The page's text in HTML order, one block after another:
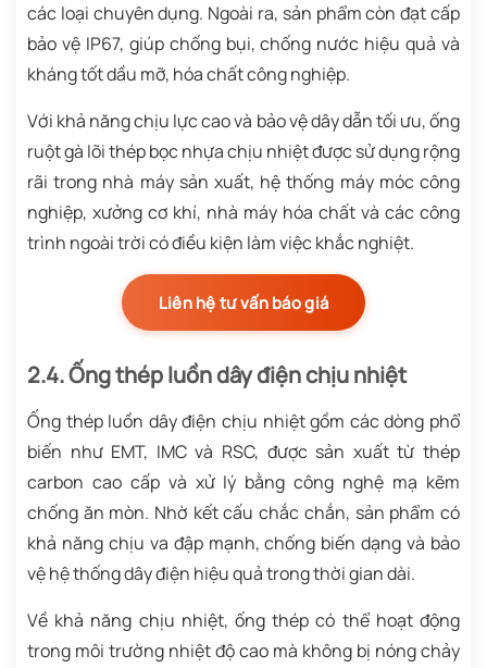
các loại chuyên dụng. Ngoài ra, sản phẩm còn đạt cấp
bảo vệ IP67, giúp chống bụi, chống nước hiệu quả và
kháng tốt dầu mỡ, hóa chất công nghiệp.
Với khả năng chịu lực cao và bảo vệ dây dẫn tối ưu, ống
ruột gà lõi thép bọc nhựa chịu nhiệt được sử dụng rộng
rãi trong nhà máy sản xuất, hệ thống máy móc công
nghiệp, xưởng cơ khí, nhà máy hóa chất và các công
trình ngoài trời có điều kiện làm việc khắc nghiệt.
Liên hệ tư vấn báo giá
2.4. Ống thép luồn dây điện chịu nhiệt
Ống thép luồn dây điện chịu nhiệt gồm các dòng phổ
biến như EMT, IMC và RSC, được sản xuất từ thép
carbon cao cấp và xử lý bằng công nghệ mạ kẽm
chống ăn mòn. Nhờ kết cấu chắc chắn, sản phẩm có
khả năng chịu va đập mạnh, chống biến dạng và bảo
vệ hệ thống dây điện hiệu quả trong thời gian dài.
Về khả năng chịu nhiệt, ống thép có thể hoạt động
trong môi trường nhiệt độ cao mà không bị nóng chảy